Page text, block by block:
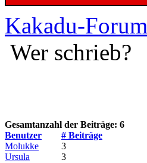
Kakadu-Forum
Wer schrieb?
Gesamtanzahl der Beiträge: 6
Benutzer
# Beiträge
Molukke
3
Ursula
3